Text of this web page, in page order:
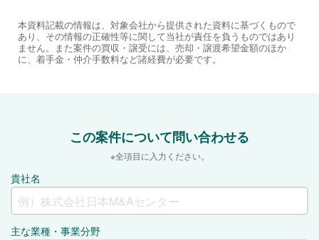
本資料記載の情報は、対象会社から提供された資料に基づくもので
あり、その情報の正確性等に関して当社が責任を負うものではあり
ません。また案件の買収・譲受には、売却・譲渡希望金額のほか
に、着手金・仲介手数料など諸経費が必要です。